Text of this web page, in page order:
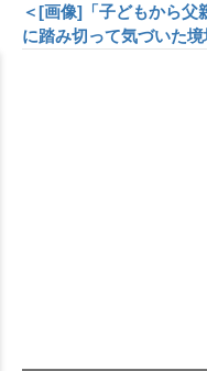
＜[画像]「子どもから
に踏み切って気づいた境